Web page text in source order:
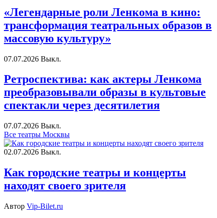
«Легендарные роли Ленкома в кино:
трансформация театральных образов в
массовую культуру»
07.07.2026 Выкл.
Ретроспектива: как актеры Ленкома
преобразовывали образы в культовые
спектакли через десятилетия
07.07.2026 Выкл.
Все театры Москвы
02.07.2026 Выкл.
Как городские театры и концерты
находят своего зрителя
Автор Vip-Bilet.ru